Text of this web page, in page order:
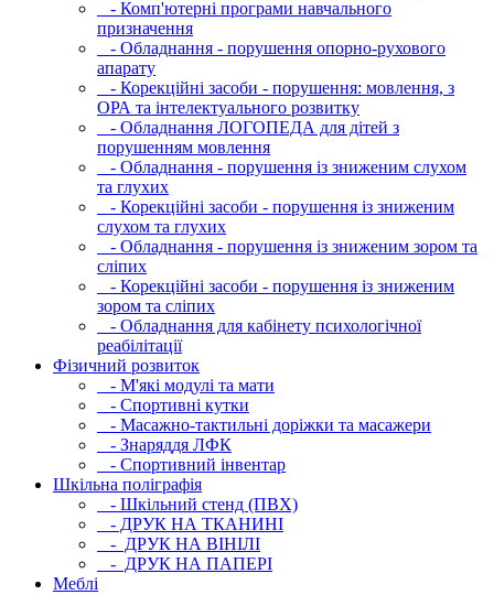
- Комп'ютерні програми навчального
призначення
- Обладнання - порушення опорно-рухового
апарату
- Корекційні засоби - порушення: мовлення, з
ОРА та інтелектуального розвитку
- Обладнання ЛОГОПЕДА для дітей з
порушенням мовлення
- Обладнання - порушення із зниженим слухом
та глухих
- Корекційні засоби - порушення із зниженим
слухом та глухих
- Обладнання - порушення із зниженим зором та
сліпих
- Корекційні засоби - порушення із зниженим
зором та сліпих
- Обладнання для кабінету психологічної
реабілітації
Фізичний розвиток
- М'які модулi та мати
- Спортивні кутки
- Масажно-тактильні доріжки та масажери
- Знаряддя ЛФК
- Спортивний інвентар
Шкільна поліграфія
- Шкільний стенд (ПВХ)
- ДРУК НА ТКАНИНІ
- ДРУК НА ВІНІЛІ
- ДРУК НА ПАПЕРІ
Меблі